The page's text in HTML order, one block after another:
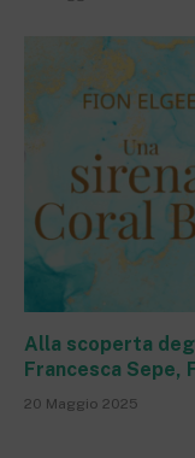
Alla scoperta
Francesca Sepe,
20 Maggio 2025